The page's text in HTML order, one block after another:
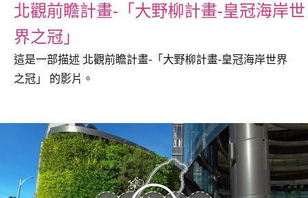
北觀前瞻計畫-「大野柳計畫-皇冠海岸世
界之冠」
這是一部描述 北觀前瞻計畫-「大野柳計畫-皇冠海岸世界
之冠」 的影片。